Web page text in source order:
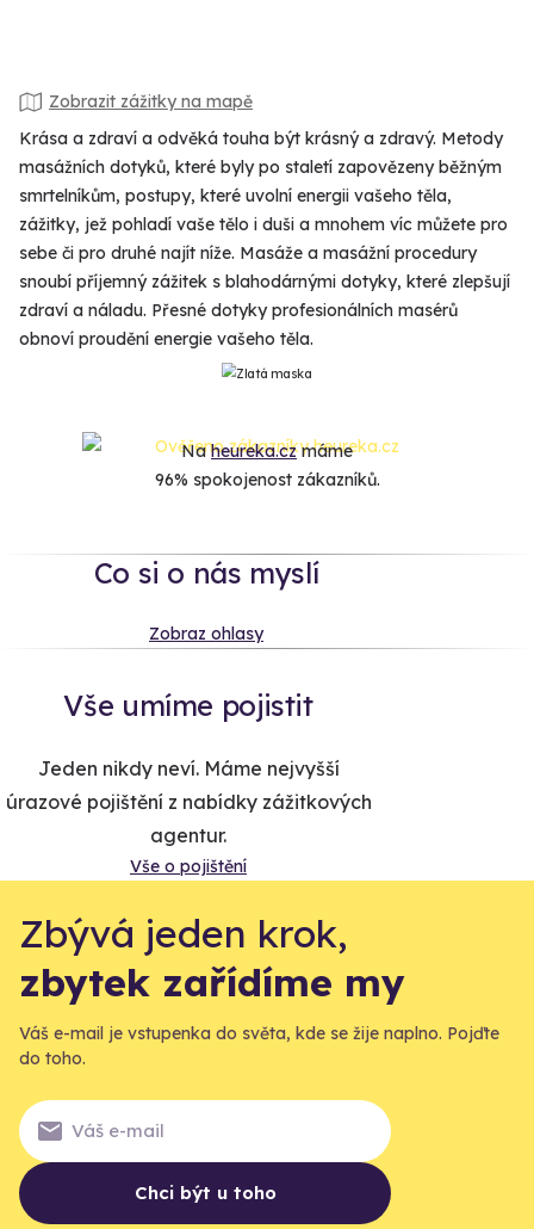
Zobrazit zážitky na mapě
Krása a zdraví a odvěká touha být krásný a zdravý. Metody
masážních dotyků, které byly po staletí zapovězeny běžným
smrtelníkům, postupy, které uvolní energii vašeho těla,
zážitky, jež pohladí vaše tělo i duši a mnohem víc můžete pro
sebe či pro druhé najít níže. Masáže a masážní procedury
snoubí příjemný zážitek s blahodárnými dotyky, které zlepšují
zdraví a náladu. Přesné dotyky profesionálních masérů
obnoví proudění energie vašeho těla.
Naheureka.czmáme
96% spokojenost zákazníků.
Co si o nás myslí
Zobraz ohlasy
Vše umíme pojistit
Jeden nikdy neví. Máme nejvyšší
úrazové pojištění z nabídky zážitkových
agentur.
Vše o pojištění
Zbývá jeden krok,
zbytek zařídíme my
Váš e-mail je vstupenka do světa, kde se žije naplno. Pojďte
do toho.
Chci být u toho